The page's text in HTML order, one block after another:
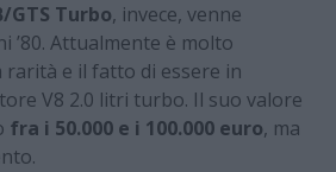
GTS Turbo, invece, venne
’80. Attualmente è molto
rarità e il fatto di essere in
V8 2.0 litri turbo. Il suo valore
fra i 50.000 e i 100.000 euro, ma